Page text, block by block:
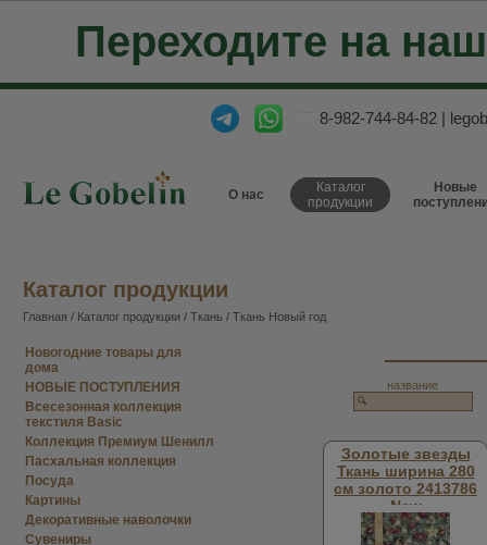
Переходите на
8-982-744-84-82 |
О нас
Каталог
продукции
Новые
Каталог продукции
Главная / Каталог продукции / Ткань / Ткань Новый год
Новогодние товары для
дома
НОВЫЕ ПОСТУПЛЕНИЯ
Всесезонная коллекция
текстиля Basic
Коллекция Премиум Шенилл
Пасхальная коллекция
Посуда
Картины
Декоративные наволочки
Сувениры
название
Золотые звезды
Ткань ширина 280
см золото 2413786
New